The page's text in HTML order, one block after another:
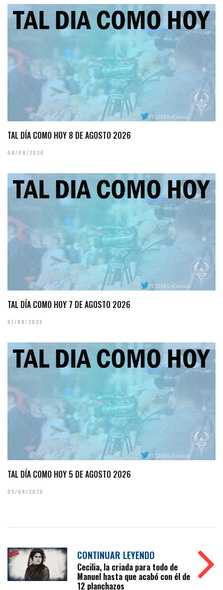
TAL DÍA COMO HOY 8 DE AGOSTO 2026
08/08/2026
TAL DÍA COMO HOY 7 DE AGOSTO 2026
07/08/2026
TAL DÍA COMO HOY 5 DE AGOSTO 2026
05/08/2026
CONTINUAR LEYENDO
Cecilia, la criada para todo de
Manuel hasta que acabó con él de
12 planchazos